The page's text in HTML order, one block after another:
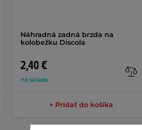
Náhradná zadná brzda na
kolobežku Discola
2,40 €
na sklade
+ Pridať do košíka